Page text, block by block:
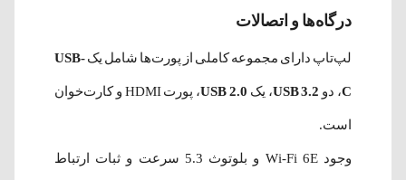
درگاه‌ها و اتصالات
لپ‌تاپ دارای مجموعه کاملی از پورت‌ها شامل یکUSB-
C، دو USB 3.2، یک USB 2.0 ، پورت HDMI و کارت‌خوان
است.
وجود Wi-Fi 6E و بلوتوث 5.3 سرعت و ثبات ارتباط